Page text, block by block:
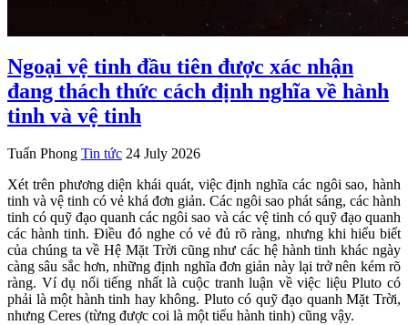
Ngoại vệ tinh đầu tiên được xác nhận
đang thách thức cách định nghĩa về hành
tinh và vệ tinh
Tuấn Phong Tin tức 24 July 2026
Xét trên phương diện khái quát, việc định nghĩa các ngôi sao, hành
tinh và vệ tinh có vẻ khá đơn giản. Các ngôi sao phát sáng, các hành
tinh có quỹ đạo quanh các ngôi sao và các vệ tinh có quỹ đạo quanh
các hành tinh. Điều đó nghe có vẻ đủ rõ ràng, nhưng khi hiểu biết
của chúng ta về Hệ Mặt Trời cũng như các hệ hành tinh khác ngày
càng sâu sắc hơn, những định nghĩa đơn giản này lại trở nên kém rõ
ràng. Ví dụ nổi tiếng nhất là cuộc tranh luận về việc liệu Pluto có
phải là một hành tinh hay không. Pluto có quỹ đạo quanh Mặt Trời,
nhưng Ceres (từng được coi là một tiểu hành tinh) cũng vậy.